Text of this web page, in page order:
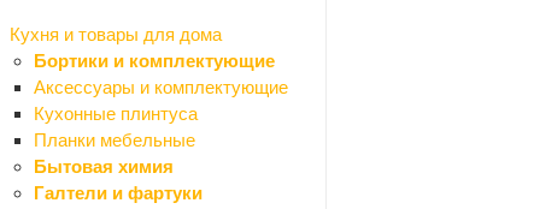
Кухня и товары для дома
Бортики и комплектующие
Аксессуары и комплектующие
Кухонные плинтуса
Планки мебельные
Бытовая химия
Галтели и фартуки
Камины, печи, аксессуары
Краски и декор
Назад
Краски и декор
Герметики
Назад
Герметики